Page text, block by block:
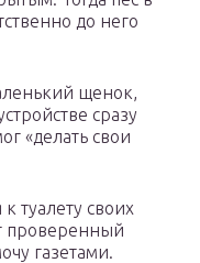
до него
щенок,
сразу
«делать свои
туалету своих
проверенный
газетами.